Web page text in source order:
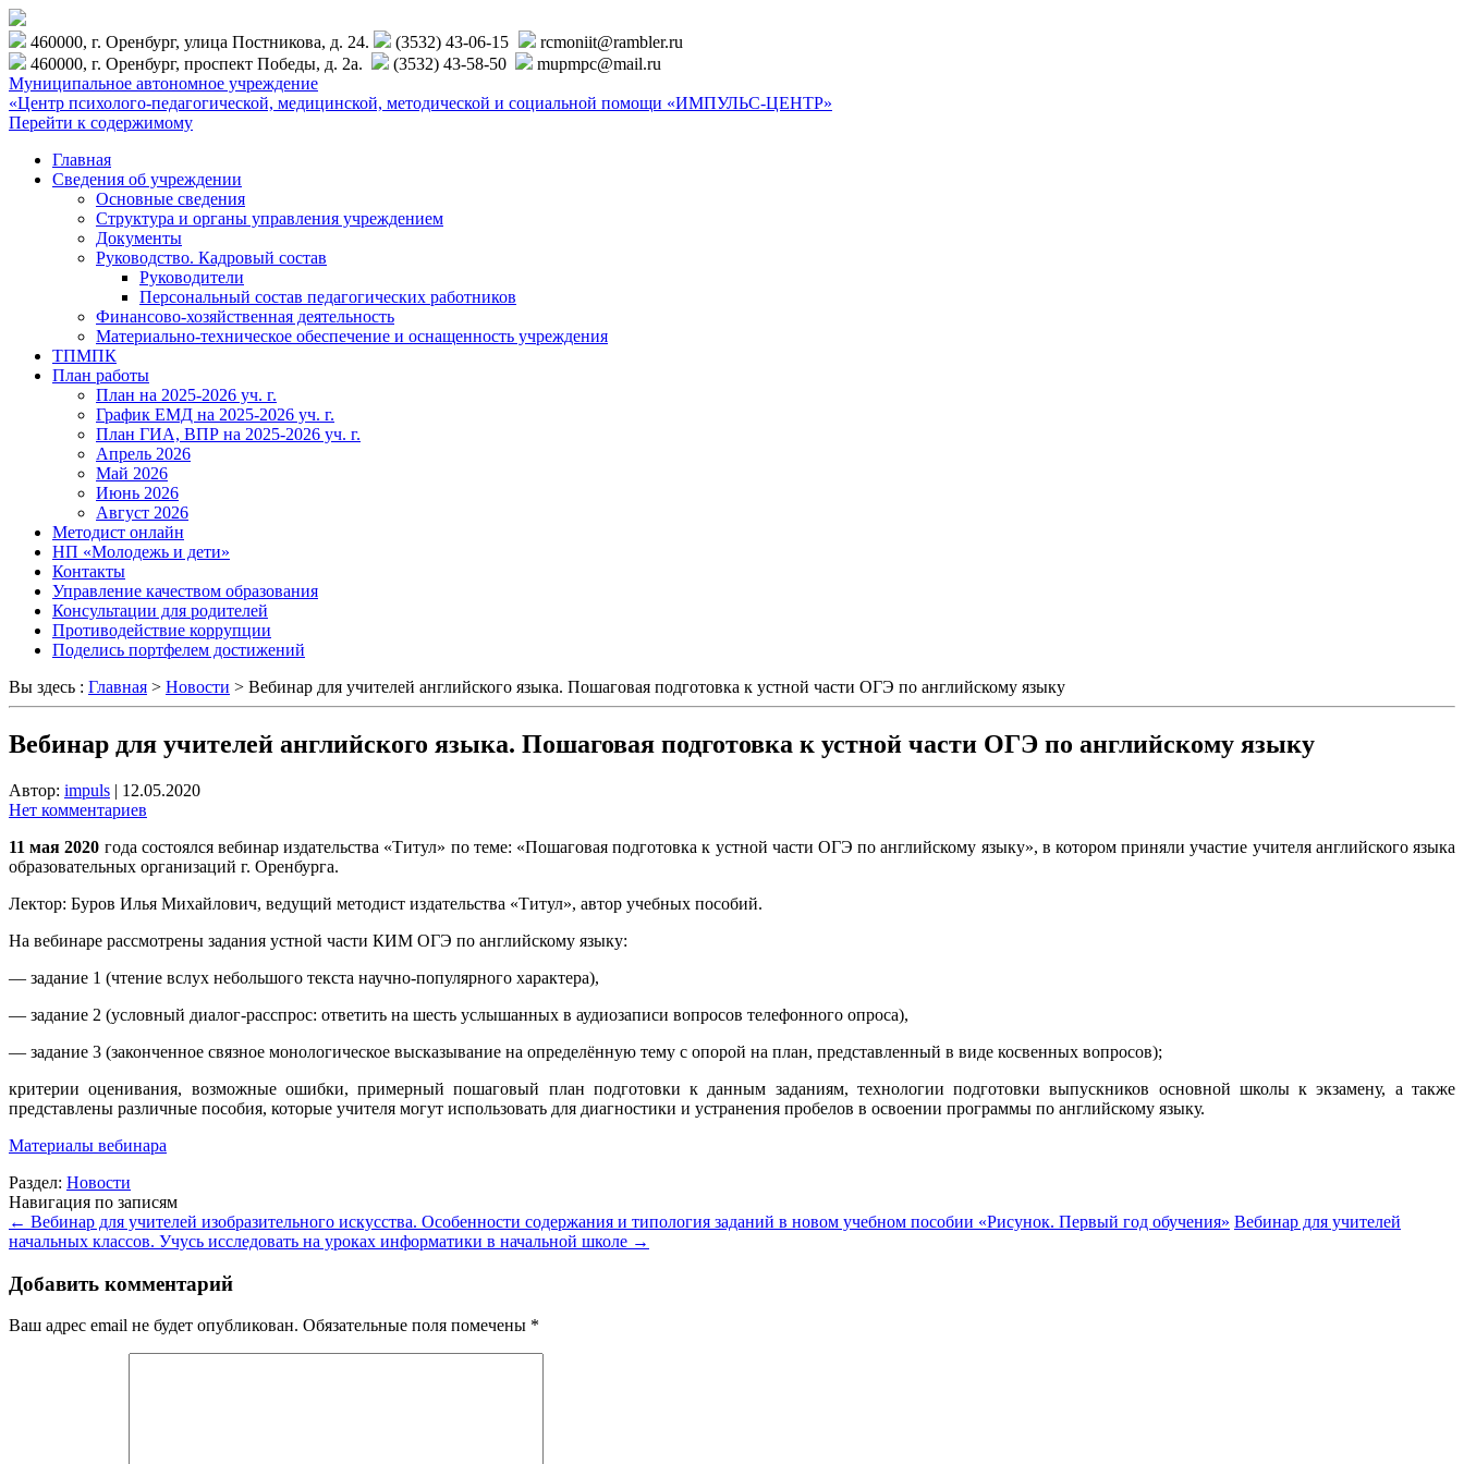
460000, г. Оренбург, улица Постникова, д. 24. (3532) 43-06-15
rcmoniit@rambler.ru
460000, г. Оренбург, проспект Победы, д. 2а.
(3532) 43-58-50
mupmpc@mail.ru
Муниципальное автономное учреждение
«Центр психолого-педагогической, медицинской, методической и социальной помощи «ИМПУЛЬС-ЦЕНТР»
Перейти к содержимому
Главная
Сведения об учреждении
Основные сведения
Структура и органы управления учреждением
Документы
Руководство. Кадровый состав
Руководители
Персональный состав педагогических работников
Финансово-хозяйственная деятельность
Материально-техническое обеспечение и оснащенность учреждения
ТПМПК
План работы
План на 2025-2026 уч. г.
График ЕМД на 2025-2026 уч. г.
План ГИА, ВПР на 2025-2026 уч. г.
Апрель 2026
Май 2026
Июнь 2026
Август 2026
Методист онлайн
НП «Молодежь и дети»
Контакты
Управление качеством образования
Консультации для родителей
Противодействие коррупции
Поделись портфелем достижений
Вы здесь : Главная > Новости > Вебинар для учителей английского языка. Пошаговая подготовка к устной части ОГЭ по английскому языку
Вебинар для учителей английского языка. Пошаговая подготовка к устной части ОГЭ по английскому языку
Автор: impuls | 12.05.2020
Нет комментариев
11 мая 2020 года состоялся вебинар издательства «Титул» по теме: «Пошаговая подготовка к устной части ОГЭ по английскому языку», в котором приняли участие учителя английского языка
образовательных организаций г. Оренбурга.
Лектор: Буров Илья Михайлович, ведущий методист издательства «Титул», автор учебных пособий.
На вебинаре рассмотрены задания устной части КИМ ОГЭ по английскому языку:
— задание 1 (чтение вслух небольшого текста научно-популярного характера),
— задание 2 (условный диалог-расспрос: ответить на шесть услышанных в аудиозаписи вопросов телефонного опроса),
— задание 3 (законченное связное монологическое высказывание на определённую тему с опорой на план, представленный в виде косвенных вопросов);
критерии оценивания, возможные ошибки, примерный пошаговый план подготовки к данным заданиям, технологии подготовки выпускников основной школы к экзамену, а также
представлены различные пособия, которые учителя могут использовать для диагностики и устранения пробелов в освоении программы по английскому языку.
Материалы вебинара
Раздел: Новости
Навигация по записям
← Вебинар для учителей изобразительного искусства. Особенности содержания и типология заданий в новом учебном пособии «Рисунок. Первый год обучения» Вебинар для учителей
начальных классов. Учусь исследовать на уроках информатики в начальной школе →
Добавить комментарий
Ваш адрес email не будет опубликован. Обязательные поля помечены *